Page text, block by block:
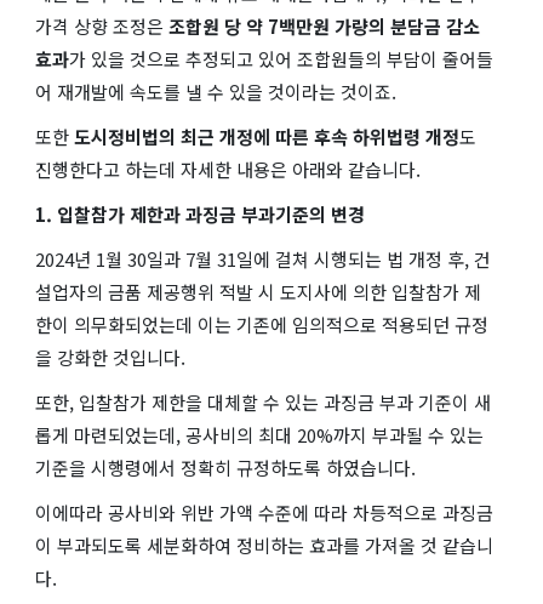
가격 상향 조정은 조합원 당 약 7백만원 가량의 분담금 감소
효과가 있을 것으로 추정되고 있어 조합원들의 부담이 줄어들
어 재개발에 속도를 낼 수 있을 것이라는 것이죠.
또한도시정비법의 최근 개정에 따른 후속 하위법령 개정도
진행한다고 하는데 자세한 내용은 아래와 같습니다.
1. 입찰참가 제한과 과징금 부과기준의 변경
2024년 1월 30일과 7월 31일에 걸쳐 시행되는 법 개정 후, 건
설업자의 금품 제공행위 적발 시 도지사에 의한 입찰참가 제
한이 의무화되었는데 이는 기존에 임의적으로 적용되던 규정
을 강화한 것입니다.
또한, 입찰참가 제한을 대체할 수 있는 과징금 부과 기준이 새
롭게 마련되었는데, 공사비의 최대 20%까지 부과될 수 있는
기준을 시행령에서 정확히 규정하도록 하였습니다.
이에따라 공사비와 위반 가액 수준에 따라 차등적으로 과징금
이 부과되도록 세분화하여 정비하는 효과를 가져올 것 같습니
다.